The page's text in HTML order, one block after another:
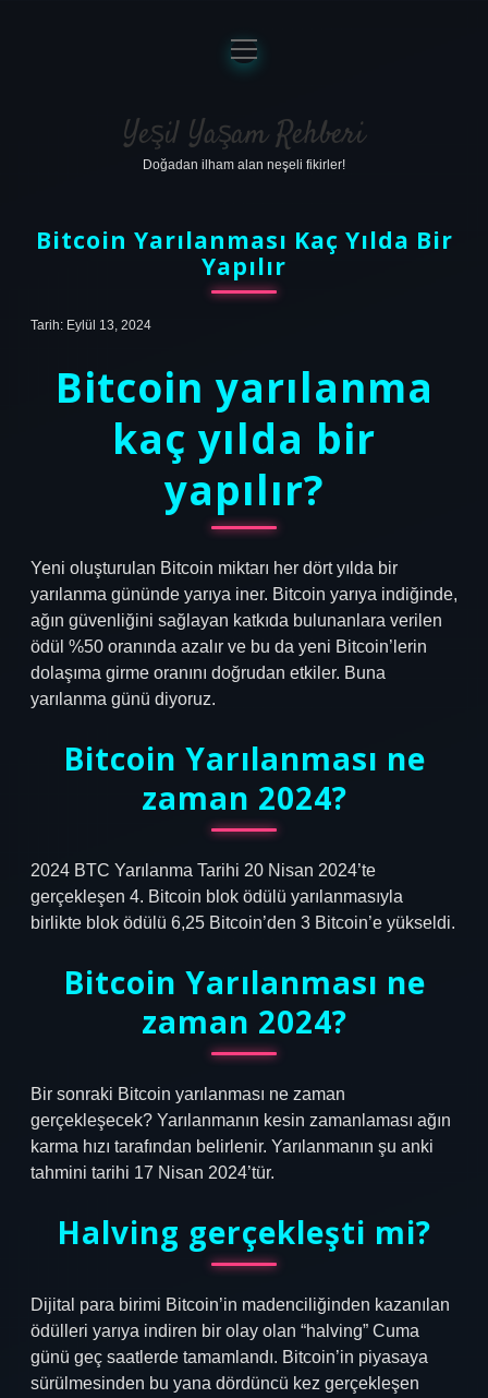
Anasayfa
Gizlilik Politikası
Yasal Uyarı
menüyü
aç
Yeşil Yaşam Rehberi
Doğadan ilham alan neşeli fikirler!
Bitcoin Yarılanması Kaç Yılda Bir
Yapılır
Tarih: Eylül 13, 2024
Bitcoin yarılanma
kaç yılda bir
yapılır?
Yeni oluşturulan Bitcoin miktarı her dört yılda bir
yarılanma gününde yarıya iner. Bitcoin yarıya indiğinde,
ağın güvenliğini sağlayan katkıda bulunanlara verilen
ödül %50 oranında azalır ve bu da yeni Bitcoin’lerin
dolaşıma girme oranını doğrudan etkiler. Buna
yarılanma günü diyoruz.
Bitcoin Yarılanması ne
zaman 2024?
2024 BTC Yarılanma Tarihi 20 Nisan 2024’te
gerçekleşen 4. Bitcoin blok ödülü yarılanmasıyla
birlikte blok ödülü 6,25 Bitcoin’den 3 Bitcoin’e yükseldi.
Bitcoin Yarılanması ne
zaman 2024?
Bir sonraki Bitcoin yarılanması ne zaman
gerçekleşecek? Yarılanmanın kesin zamanlaması ağın
karma hızı tarafından belirlenir. Yarılanmanın şu anki
tahmini tarihi 17 Nisan 2024’tür.
Halving gerçekleşti mi?
Dijital para birimi Bitcoin’in madenciliğinden kazanılan
ödülleri yarıya indiren bir olay olan “halving” Cuma
günü geç saatlerde tamamlandı. Bitcoin’in piyasaya
sürülmesinden bu yana dördüncü kez gerçekleşen